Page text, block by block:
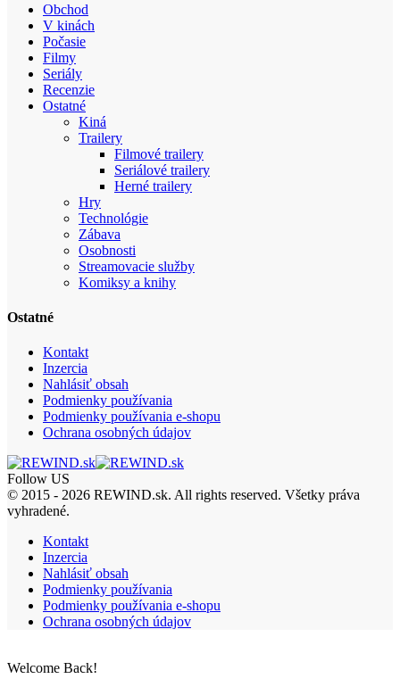
Obchod
V kinách
Počasie
Filmy
Seriály
Recenzie
Ostatné
Kiná
Trailery
Filmové trailery
Seriálové trailery
Herné trailery
Hry
Technológie
Zábava
Osobnosti
Streamovacie služby
Komiksy a knihy
Ostatné
Kontakt
Inzercia
Nahlásiť obsah
Podmienky používania
Podmienky používania e-shopu
Ochrana osobných údajov
Follow US
© 2015 - 2026 REWIND.sk. All rights reserved. Všetky práva
vyhradené.
Kontakt
Inzercia
Nahlásiť obsah
Podmienky používania
Podmienky používania e-shopu
Ochrana osobných údajov
Welcome Back!